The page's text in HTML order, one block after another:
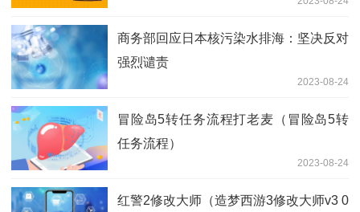
商务部回应日本核污染水排海：坚决反对
强烈谴责
2023-08-24
冒险岛5转任务流程打老麦（冒险岛5转
任务流程）
2023-08-24
红警2修改大师（造梦西游3修改大师v3 0